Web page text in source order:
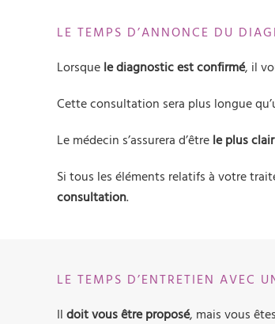
LE TEMPS D’ANNONCE DU
Lorsque le diagnostic est confirmé, il
Cette consultation sera plus longue
Le médecin s’assurera d’être le plus
Si tous les éléments relatifs à votre
consultation.
LE TEMPS D’ENTRETIEN AVEC
Il doit vous être proposé, mais vous êtes